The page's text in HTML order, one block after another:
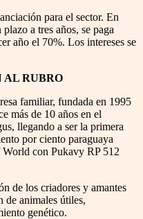
para el sector. En
a tres años, se paga
año el 70%. Los intereses se
AL RUBRO
familiar, fundada en 1995
más de 10 años en el
llegando a ser la primera
por ciento paraguaya
con Pukavy RP 512
de los criadores y amantes
de animales útiles,
genético.